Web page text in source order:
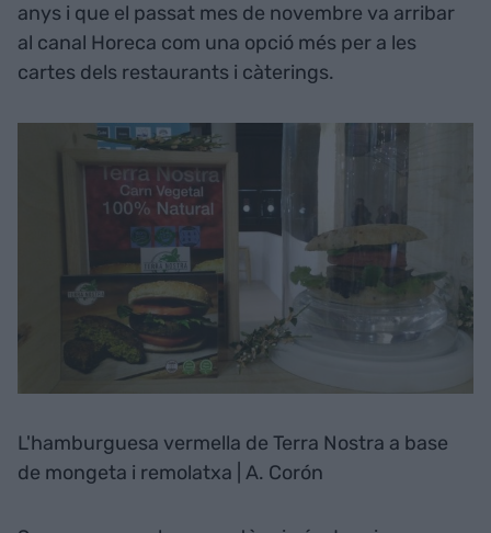
anys i que el passat mes de novembre va arribar
al canal Horeca com una opció més per a les
cartes dels restaurants i càterings.
L'hamburguesa vermella de Terra Nostra a base
de mongeta i remolatxa | A. Corón